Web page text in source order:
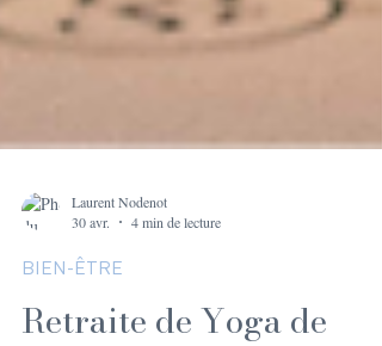
Laurent Nodenot
30 avr.
BIEN-ÊTRE